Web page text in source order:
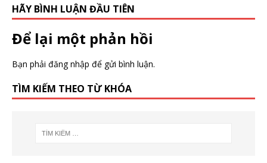
HÃY BÌNH LUẬN ĐẦU TIÊN
Để lại một phản hồi
Bạn phải đăng nhập để gửi bình luận.
TÌM KIẾM THEO TỪ KHÓA